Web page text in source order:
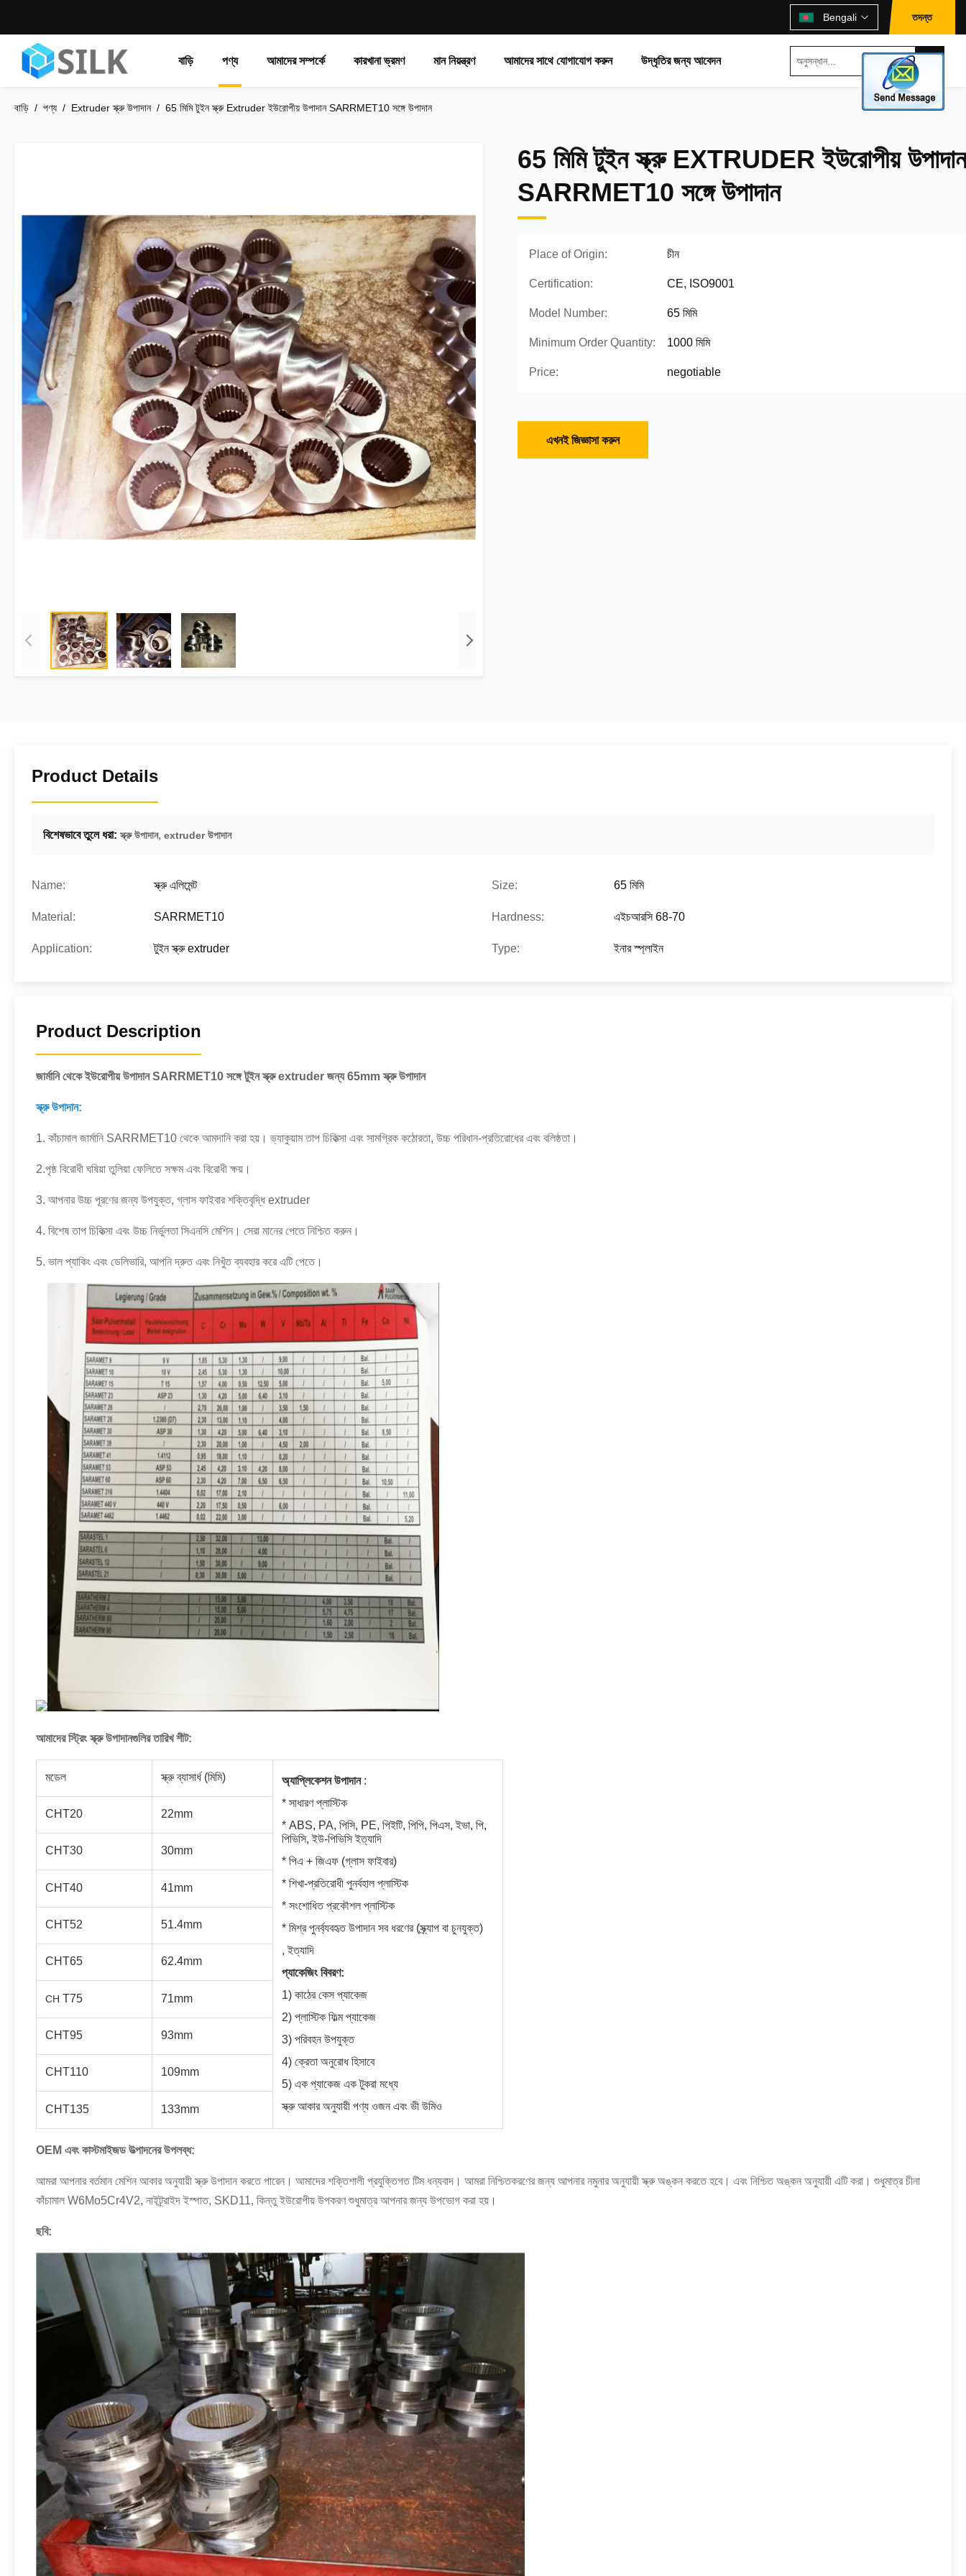
Bengali তদন্ত
বাড়ি পণ্য আমাদের সম্পর্কে কারখানা ভ্রমণ মান নিয়ন্ত্রণ আমাদের সাথে যোগাযোগ করুন উদ্ধৃতির জন্য আবেদন
বাড়ি / পণ্য / Extruder স্ক্রু উপাদান/ 65 মিমি টুইন স্ক্রু Extruder ইউরোপীয় উপাদান SARRMET10 সঙ্গে উপাদান
65 মিমি টুইন স্ক্রু EXTRUDER ইউরোপীয় উপাদান
SARRMET10 সঙ্গে উপাদান
Place of Origin: চীন
Certification: CE, ISO9001
Model Number: 65 মিমি
Minimum Order Quantity: 1000 মিমি
Price: negotiable
এখনই জিজ্ঞাসা করুন
Product Details
বিশেষভাবে তুলে ধরা: স্ক্রু উপাদান, extruder উপাদান
Name: স্ক্রু এলিমেন্ট Size: 65 মিমি
Material: SARRMET10 Hardness: এইচআরসি 68-70
Application: টুইন স্ক্রু extruder Type: ইনার স্প্লাইন
Product Description
জার্মানি থেকে ইউরোপীয় উপাদান SARRMET10 সঙ্গে টুইন স্ক্রু extruder জন্য 65mm স্ক্রু উপাদান
স্ক্রু উপাদান:
1. কাঁচামাল জার্মানি SARRMET10 থেকে আমদানি করা হয়। ভ্যাকুয়াম তাপ চিকিত্সা এবং সামগ্রিক কঠোরতা, উচ্চ পরিধান-প্রতিরোধের এবং বলিষ্ঠতা।
2.পৃষ্ঠ বিরোধী ঘষিয়া তুলিয়া ফেলিতে সক্ষম এবং বিরোধী ক্ষয়।
3. আপনার উচ্চ পূরণের জন্য উপযুক্ত, গ্লাস ফাইবার শক্তিবৃদ্ধি extruder
4. বিশেষ তাপ চিকিত্সা এবং উচ্চ নির্ভুলতা সিএনসি মেশিন। সেরা মানের পেতে নিশ্চিত করুন।
5. ভাল প্যাকিং এবং ডেলিভারি, আপনি দ্রুত এবং নিখুঁত ব্যবহার করে এটি পেতে।
আমাদের স্ট্রিং স্ক্রু উপাদানগুলির তারিখ শীট:
মডেল স্ক্রু ব্যাসার্ধ (মিমি) অ্যাপ্লিকেশন উপাদান :
* সাধারণ প্লাস্টিক
* ABS, PA, পিসি, PE, পিইটি, পিপি, পিএস, ইভা, পি,
পিভিসি, ইউ-পিভিসি ইত্যাদি
* পিএ + জিএফ (গ্লাস ফাইবার)
* শিখা-প্রতিরোধী পুনর্বহাল প্লাস্টিক
* সংশোধিত প্রকৌশল প্লাস্টিক
* মিশ্র পুনর্ব্যবহৃত উপাদান সব ধরণের (স্ক্র্যাপ বা চুনযুক্ত)
, ইত্যাদি
প্যাকেজিং বিবরণ:
1) কাঠের কেস প্যাকেজ
2) প্লাস্টিক ফিল্ম প্যাকেজ
3) পরিবহন উপযুক্ত
4) ক্রেতা অনুরোধ হিসাবে
5) এক প্যাকেজ এক টুকরা মধ্যে
স্ক্রু আকার অনুযায়ী পণ্য ওজন এবং ভী উমিও
CHT20 22mm
CHT30 30mm
CHT40 41mm
CHT52 51.4mm
CHT65 62.4mm
CH T75 71mm
CHT95 93mm
CHT110 109mm
CHT135 133mm
OEM এবং কাস্টমাইজড উত্পাদনের উপলব্ধ:
আমরা আপনার বর্তমান মেশিন আকার অনুযায়ী স্ক্রু উপাদান করতে পারেন। আমাদের শক্তিশালী প্রযুক্তিগত টিম ধন্যবাদ। আমরা নিশ্চিতকরণের জন্য আপনার নমুনার অনুযায়ী স্ক্রু অঙ্কন করতে হবে। এবং নিশ্চিত অঙ্কন অনুযায়ী এটি করা। শুধুমাত্র চীনা
কাঁচামাল W6Mo5Cr4V2, নাইট্র্রাইদ ইস্পাত, SKD11, কিন্তু ইউরোপীয় উপকরণ শুধুমাত্র আপনার জন্য উপভোগ করা হয়।
ছবি: